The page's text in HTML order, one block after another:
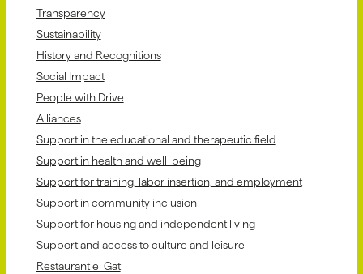
Transparency
Sustainability
History and Recognitions
Social Impact
People with Drive
Alliances
Support in the educational and therapeutic field
Support in health and well-being
Support for training, labor insertion, and employment
Support in community inclusion
Support for housing and independent living
Support and access to culture and leisure
Restaurant el Gat